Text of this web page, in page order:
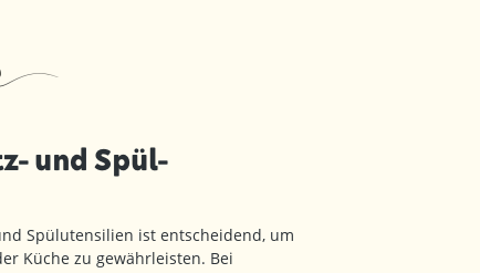
und Spül-
Spülutensilien ist entscheidend, um
Küche zu gewährleisten. Bei